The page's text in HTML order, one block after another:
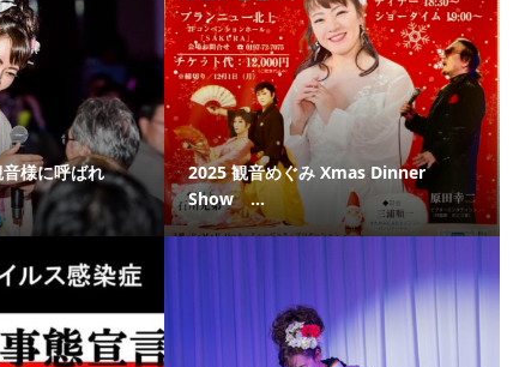
様に呼ばれ
2025 観音めぐみ Xmas Dinner
Show ...